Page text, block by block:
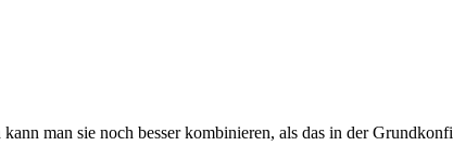
man sie noch besser kombinieren, als das in der